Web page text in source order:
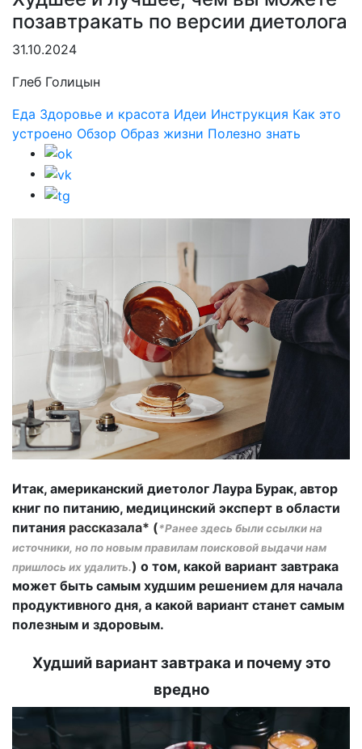
позавтракать по версии диетолога
31.10.2024
Глеб Голицын
Еда Здоровье и красота Идеи Инструкция Как это
устроено Обзор Образ жизни Полезно знать
Итак, американский диетолог Лаура Бурак, автор
книг по питанию, медицинский эксперт в области
питания рассказала* (*Ранее здесь были ссылки на
источники, но по новым правилам поисковой выдачи нам
пришлось их удалить.) о том, какой вариант завтрака
может быть самым худшим решением для начала
продуктивного дня, а какой вариант станет самым
полезным и здоровым.
Худший вариант завтрака и почему это
вредно